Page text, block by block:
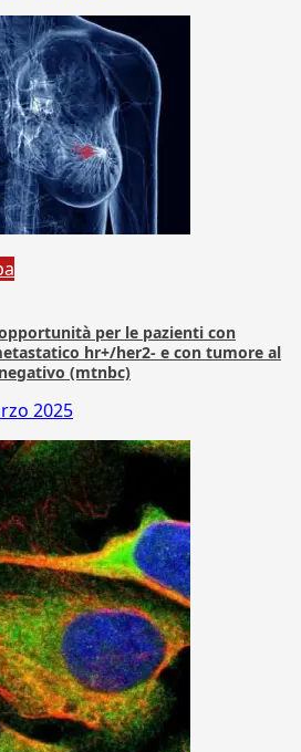
per le pazienti con
hr+/her2- e con tumore al
(mtnbc)
2025